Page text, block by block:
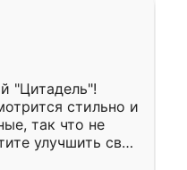
"Цитадель"!
стильно и
так что не
улучшить свой